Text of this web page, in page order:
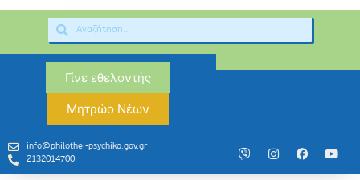
Γίνε εθελοντής
Μητρώο Νέων
info@philothei-psychiko.gov.gr
2132014700